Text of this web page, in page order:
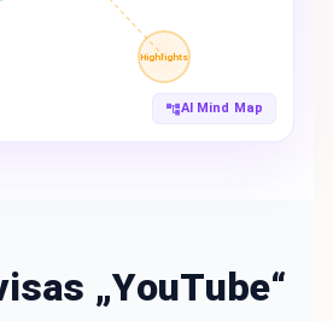
Highlights
AI Mind Map
„YouTube“